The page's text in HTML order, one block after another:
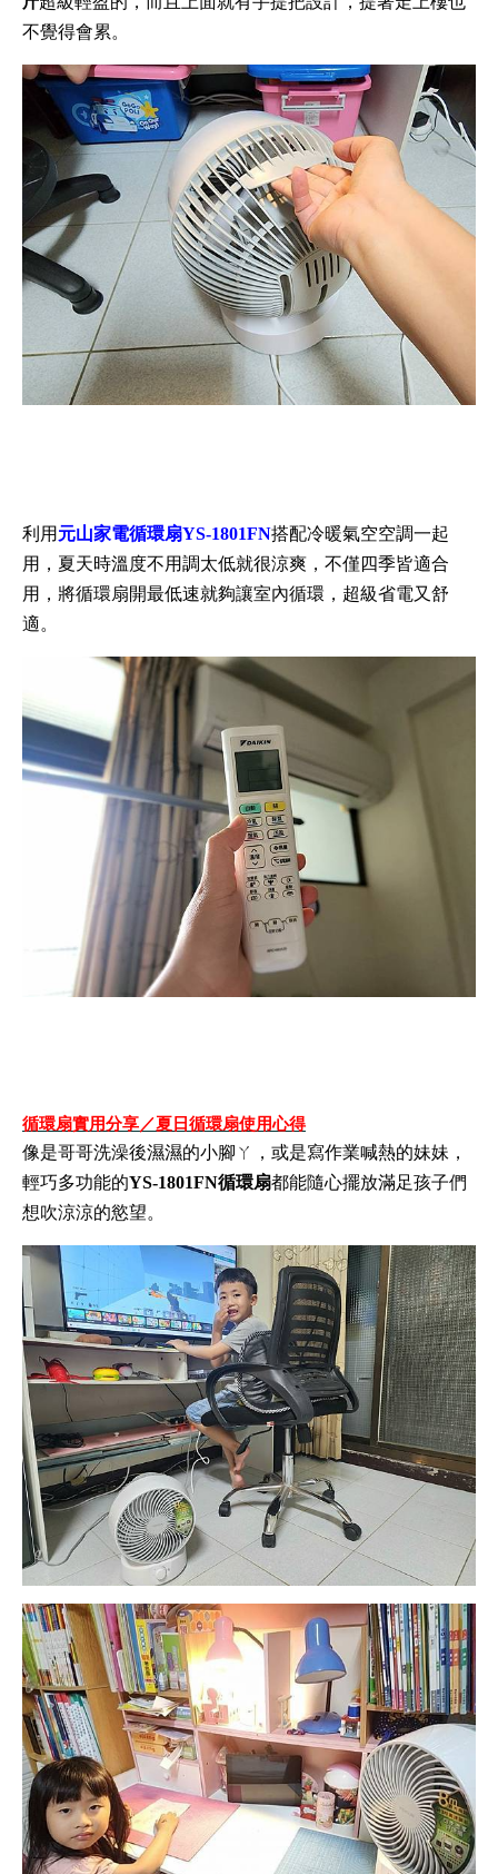
不覺得會累。
利用 元山家電循環扇YS-1801FN搭配冷暖氣空空調一起
用，夏天時溫度不用調太低就很涼爽，不僅四季皆適合
用，將循環扇開最低速就夠讓室內循環，超級省電又舒
適。
循環扇實用分享／夏日循環扇使用心得
像是哥哥洗澡後濕濕的小腳ㄚ，或是寫作業喊熱的妹妹，
輕巧多功能的YS-1801FN循環扇都能隨心擺放滿足孩子們
想吹涼涼的慾望。